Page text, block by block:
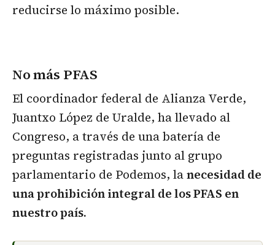
reducirse lo máximo posible.
No más PFAS
El coordinador federal de Alianza Verde,
Juantxo López de Uralde, ha llevado al
Congreso, a través de una batería de
preguntas registradas junto al grupo
parlamentario de Podemos, lanecesidad de
una prohibición integral de los PFAS en
nuestro país.